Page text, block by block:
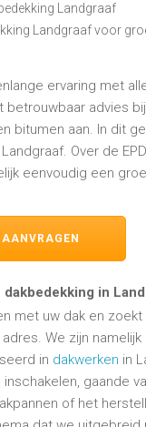
Landgraaf
Landgraaf voor
ervaring met
advies
bitumen aan. In dit
Over de
eenvoudig een
AANVRAGEN
in
met uw dak en
We zijn
in dakwerken in
gaande
of het